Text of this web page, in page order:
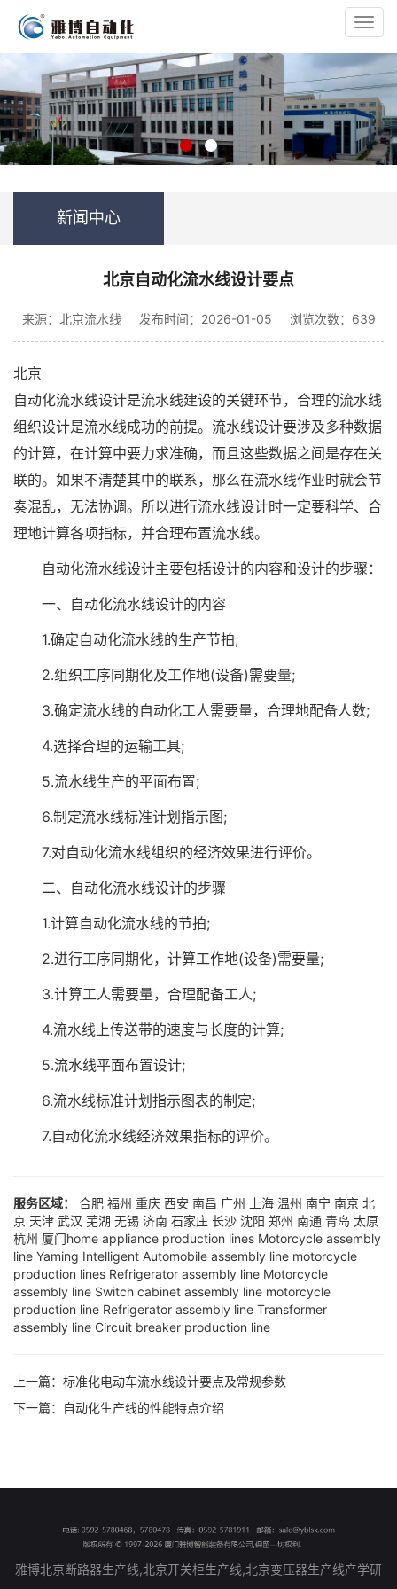
新闻中心
北京自动化流水线设计要点
来源：北京流水线 发布时间：2026-01-05 浏览次数：639
北京
自动化流水线设计是流水线建设的关键环节，合理的流水线
组织设计是流水线成功的前提。流水线设计要涉及多种数据
的计算，在计算中要力求准确，而且这些数据之间是存在关
联的。如果不清楚其中的联系，那么在流水线作业时就会节
奏混乱，无法协调。所以进行流水线设计时一定要科学、合
理地计算各项指标，并合理布置流水线。
自动化流水线设计主要包括设计的内容和设计的步骤：
一、自动化流水线设计的内容
1.确定自动化流水线的生产节拍;
2.组织工序同期化及工作地(设备)需要量;
3.确定流水线的自动化工人需要量，合理地配备人数;
4.选择合理的运输工具;
5.流水线生产的平面布置;
6.制定流水线标准计划指示图;
7.对自动化流水线组织的经济效果进行评价。
二、自动化流水线设计的步骤
1.计算自动化流水线的节拍;
2.进行工序同期化，计算工作地(设备)需要量;
3.计算工人需要量，合理配备工人;
4.流水线上传送带的速度与长度的计算;
5.流水线平面布置设计;
6.流水线标准计划指示图表的制定;
7.自动化流水线经济效果指标的评价。
服务区域： 合肥 福州 重庆 西安 南昌 广州 上海 温州 南宁 南京 北
京 天津 武汉 芜湖 无锡 济南 石家庄 长沙 沈阳 郑州 南通 青岛 太原
杭州 厦门home appliance production lines Motorcycle assembly
line Yaming Intelligent Automobile assembly line motorcycle
production lines Refrigerator assembly line Motorcycle
assembly line Switch cabinet assembly line motorcycle
production line Refrigerator assembly line Transformer
assembly line Circuit breaker production line
上一篇： 标准化电动车流水线设计要点及常规参数
下一篇：
自动化生产线的性能特点介绍
雅博北京断路器生产线,北京开关柜生产线,北京变压器生产线产学研